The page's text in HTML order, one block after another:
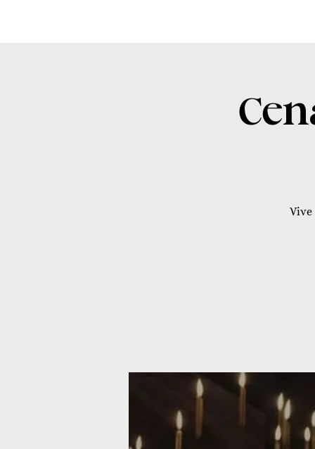
Vive